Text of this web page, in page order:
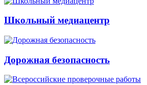
Школьный медиацентр
Дорожная безопасность